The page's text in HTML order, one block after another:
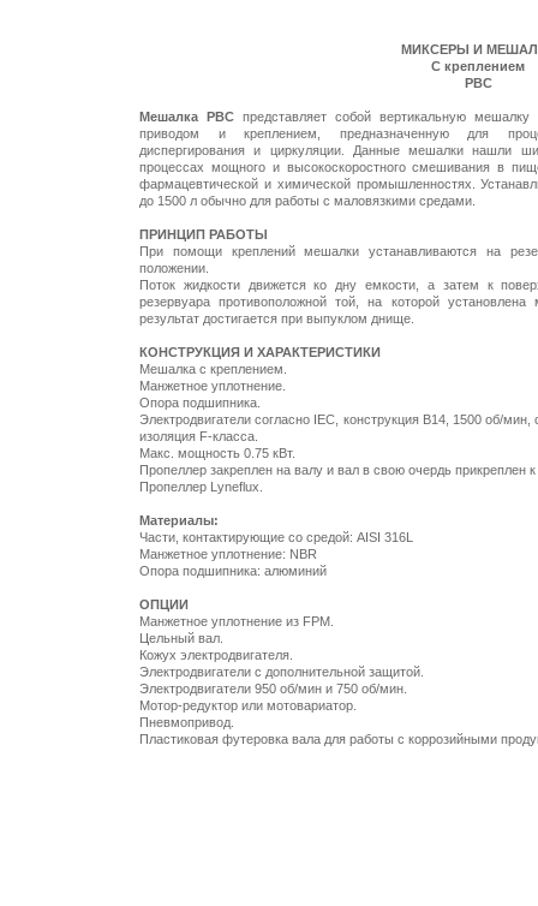
МИКСЕРЫ И
С креплением
PBC
Мешалка PBC представляет собой вертикальную мешалку
приводом и креплением, предназначенную для
диспергирования и циркуляции. Данные мешалки нашли
процессах мощного и высокоскоростного смешивания в
фармацевтической и химической промышленностях.
до 1500 л обычно для работы с маловязкими средами.
ПРИНЦИП РАБОТЫ
При помощи креплений мешалки устанавливаются на
положении.
Поток жидкости движется ко дну емкости, а затем к
резервуара противоположной той, на которой
результат достигается при выпуклом днище.
КОНСТРУКЦИЯ И ХАРАКТЕРИСТИКИ
Мешалка с креплением.
Манжетное уплотнение.
Опора подшипника.
Электродвигатели согласно IEC, конструкция B14, 1500 об/
изоляция F-класса.
Макс. мощность 0.75 кВт.
Пропеллер закреплен на валу и вал в свою очердь прикреплен
Пропеллер Lyneflux.
Материалы:
Части, контактирующие со средой: AISI 316L
Манжетное уплотнение: NBR
Опора подшипника: алюминий
ОПЦИИ
Манжетное уплотнение из FPM.
Цельный вал.
Кожух электродвигателя.
Электродвигатели с дополнительной защитой.
Электродвигатели 950 об/мин и 750 об/мин.
Мотор-редуктор или мотовариатор.
Пневмопривод.
Пластиковая футеровка вала для работы с коррозийными